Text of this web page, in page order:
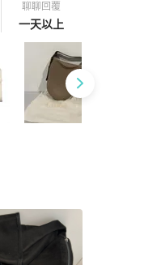
聊聊回覆
一天以上